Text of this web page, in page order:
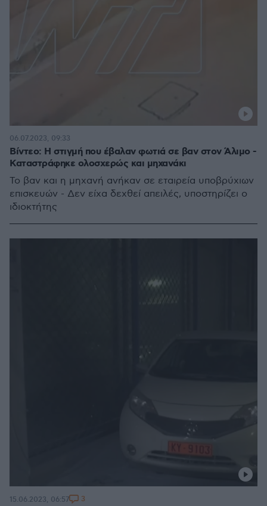
Βίντεο: Η στιγμή που έβαλαν φωτιά σε βαν στον Άλιμο -
Καταστράφηκε ολοσχερώς και μηχανάκι
Το βαν και η μηχανή ανήκαν σε εταιρεία υποβρύχιων
επισκευών - Δεν είχα δεχθεί απειλές, υποστηρίζει ο
ιδιοκτήτης
06.07.2023, 09:33
15.06.2023, 06:57 3